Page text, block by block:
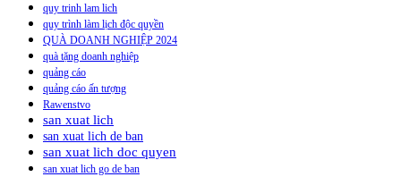
quy trinh lam lich
quy trình làm lịch độc quyền
QUÀ DOANH NGHIỆP 2024
quà tặng doanh nghiệp
quảng cáo
quảng cáo ấn tượng
Rawenstvo
san xuat lich
san xuat lich de ban
san xuat lich doc quyen
san xuat lich go de ban